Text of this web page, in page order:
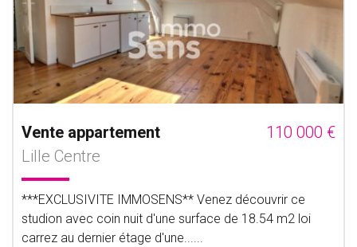
Vente appartement
110 000 €
Lille Centre
***EXCLUSIVITE IMMOSENS** Venez découvrir ce
studion avec coin nuit d'une surface de 18.54 m2 loi
carrez au dernier étage d'une......